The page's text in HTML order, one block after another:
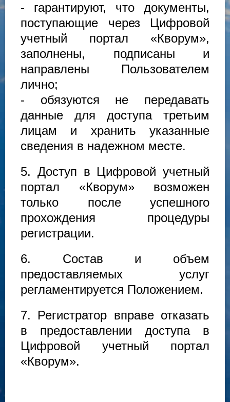
- гарантируют, что документы,
поступающие через Цифровой
учетный портал «Кворум»,
заполнены, подписаны и
направлены Пользователем
лично;
- обязуются не передавать
данные для доступа третьим
лицам и хранить указанные
сведения в надежном месте.
5. Доступ в Цифровой учетный
портал «Кворум» возможен
только после успешного
прохождения процедуры
регистрации.
6. Состав и объем
предоставляемых услуг
регламентируется Положением.
7. Регистратор вправе отказать
в предоставлении доступа в
Цифровой учетный портал
«Кворум».